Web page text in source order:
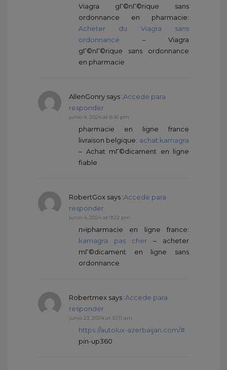
Viagra gГ©nГ©rique sans
ordonnance en pharmacie:
Acheter du Viagra sans
ordonnance – Viagra
gГ©nГ©rique sans ordonnance
en pharmacie
AllenGonry says :Accede para
responder
junio 4, 2024 at 8:16 pm
pharmacie en ligne france
livraison belgique: achat kamagra
– Achat mГ©dicament en ligne
fiable
RobertGox says :Accede para
responder
junio 4, 2024 at 9:22 pm
п»їpharmacie en ligne france:
kamagra pas cher – acheter
mГ©dicament en ligne sans
ordonnance
Robertmex says :Accede para
responder
junio 23, 2024 at 10:11 am
https://autolux-azerbaijan.com/#
pin-up360